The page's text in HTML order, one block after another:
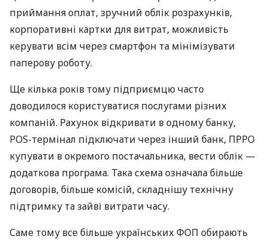
приймання оплат, зручний облік розрахунків,
корпоративні картки для витрат, можливість
керувати всім через смартфон та мінімізувати
паперову роботу.
Ще кілька років тому підприємцю часто
доводилося користуватися послугами різних
компаній. Рахунок відкривати в одному банку,
POS-термінал підключати через інший банк, ПРРО
купувати в окремого постачальника, вести облік —
додаткова програма. Така схема означала більше
договорів, більше комісій, складнішу технічну
підтримку та зайві витрати часу.
Саме тому все більше українських ФОП обирають